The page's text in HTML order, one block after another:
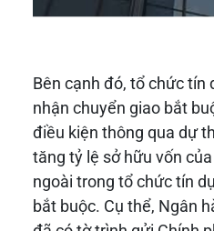
Bên cạnh đó, tổ chức tín
nhận chuyển giao bắt
điều kiện thông qua dự
tăng tỷ lệ sở hữu vốn
ngoài trong tổ chức tín
bắt buộc. Cụ thể, Ngân